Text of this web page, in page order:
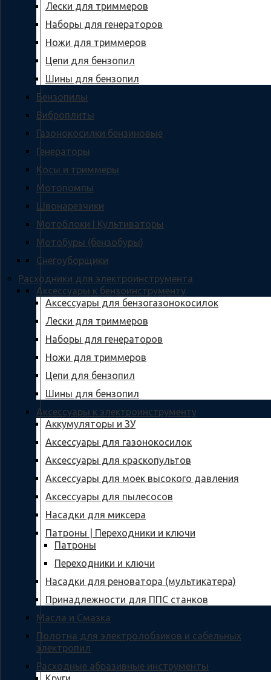
Лески для триммеров
Наборы для генераторов
Ножи для триммеров
Цепи для бензопил
Шины для бензопил
Бензопилы
Виброплиты
Газонокосилки бензиновые
Генераторы
Косы и триммеры
Мотопомпы
Швонарезчики
Мотоблоки I Культиваторы
Мотобуры (бензобуры)
Снегоуборщики
Расходники для электроинструмента
Аксессуары к бензоинструменту
Аксессуары для бензогазонокосилок
Лески для триммеров
Наборы для генераторов
Ножи для триммеров
Цепи для бензопил
Шины для бензопил
Аксессуары к электроинструменту
Аккумуляторы и ЗУ
Аксессуары для газонокосилок
Аксессуары для краскопультов
Аксессуары для моек высокого давления
Аксессуары для пылесосов
Насадки для миксера
Патроны | Переходники и ключи
Патроны
Переходники и ключи
Насадки для реноватора (мультикатера)
Принадлежности для ППС станков
Масла и Смазка
Полотна для электролобзиков и сабельных
электропил
Расходные абразивные инcтрументы